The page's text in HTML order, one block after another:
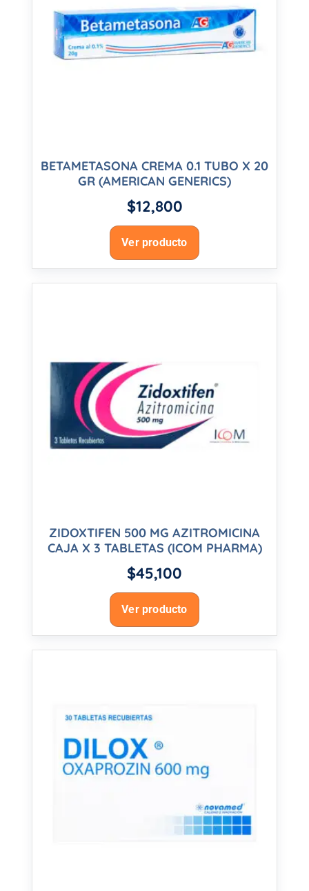
BETAMETASONA CREMA 0.1 TUBO X 20
GR (AMERICAN GENERICS)
$12,800
Ver producto
ZIDOXTIFEN 500 MG AZITROMICINA
CAJA X 3 TABLETAS (ICOM PHARMA)
$45,100
Ver producto